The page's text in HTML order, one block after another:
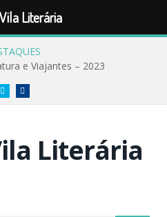
e Viajantes – 2023
Twitter
Literária